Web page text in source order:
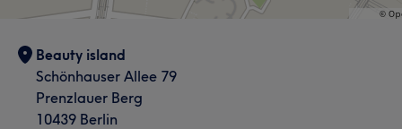
Beauty island
Schönhauser Allee 79
Prenzlauer Berg
10439 Berlin